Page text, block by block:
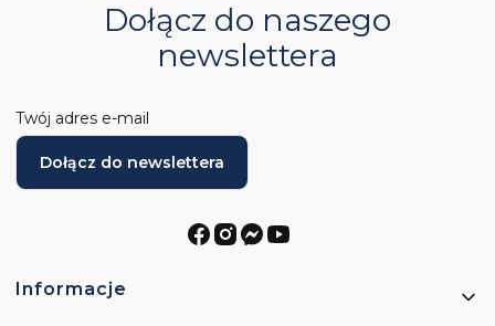
Dołącz do naszego
newslettera
Twój adres e-mail
Dołącz do newslettera
Linki w stopce
Informacje